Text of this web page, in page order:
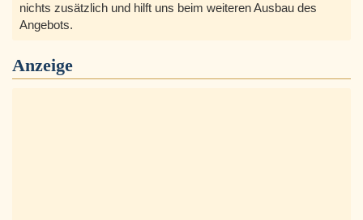
nichts zusätzlich und hilft uns beim weiteren Ausbau des
Angebots.
Anzeige